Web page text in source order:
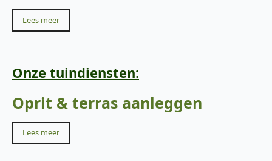
Lees meer
Onze tuindiensten:
Oprit & terras aanleggen
Lees meer